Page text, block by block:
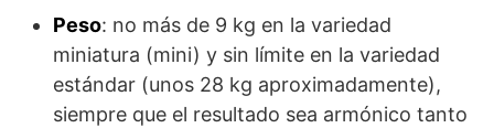
Peso: no más de 9 kg en la variedad
miniatura (mini) y sin límite en la variedad
estándar (unos 28 kg aproximadamente),
siempre que el resultado sea armónico tanto